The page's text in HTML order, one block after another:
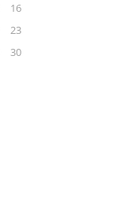
16
23
30